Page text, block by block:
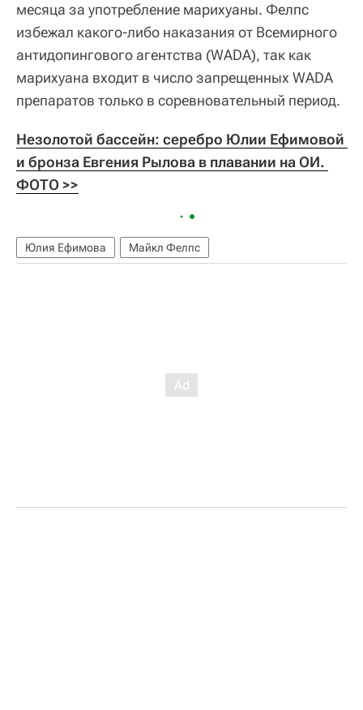
месяца за употребление марихуаны. Фелпс
избежал какого-либо наказания от Всемирного
антидопингового агентства (WADA), так как
марихуана входит в число запрещенных WADA
препаратов только в соревновательный период.
Незолотой бассейн: серебро Юлии Ефимовой
и бронза Евгения Рылова в плавании на ОИ.
ФОТО >>
Юлия Ефимова Майкл Фелпс